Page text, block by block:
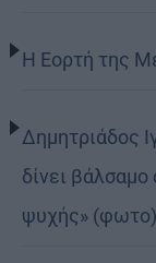
Η Εορτή της
Δημητριάδος
δίνει
ψυχής» (φωτο)